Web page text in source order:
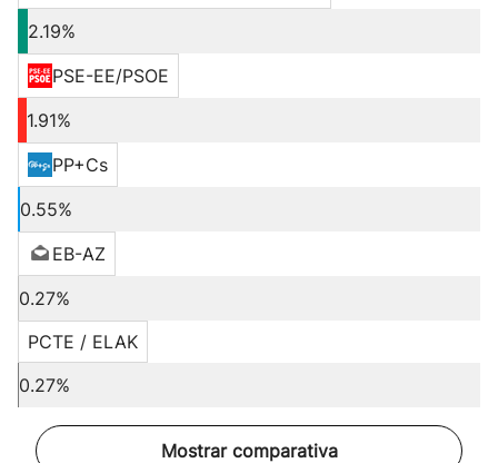
2.19%
PSE-EE/PSOE
1.91%
PP+Cs
0.55%
EB-AZ
0.27%
PCTE / ELAK
0.27%
Mostrar comparativa